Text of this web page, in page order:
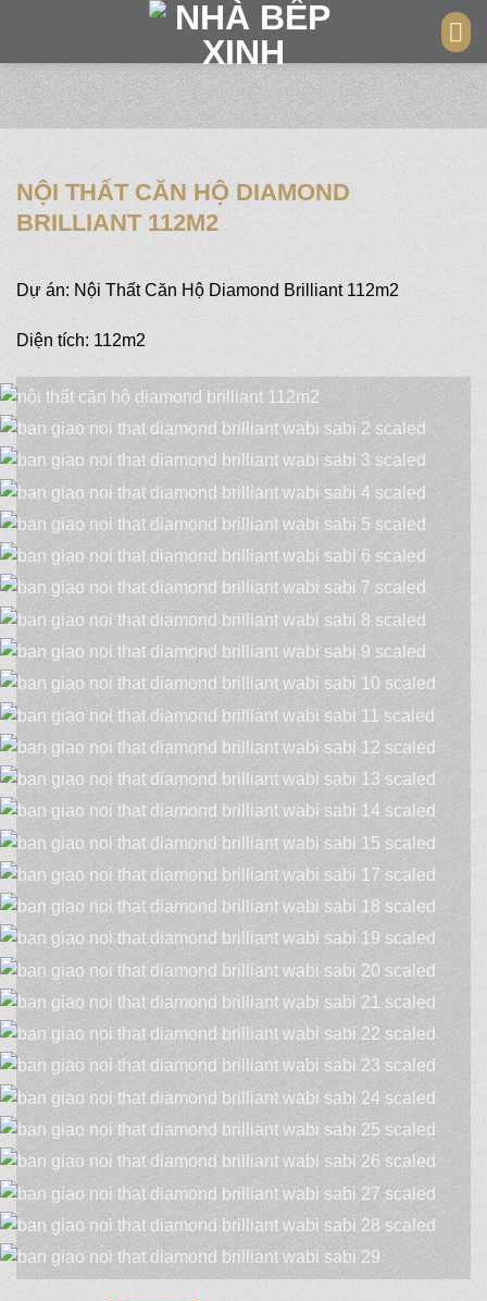
content
NỘI THẤT CĂN HỘ DIAMOND
BRILLIANT 112M2
Dự án: Nội Thất Căn Hộ Diamond Brilliant 112m2
Diện tích: 112m2